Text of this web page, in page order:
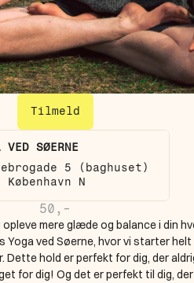
Tilmeld
VED SØERNE
5 (baghuset)
København N
50,-
mere glæde og balance i din
ved Søerne, hvor vi starter helt
Dette hold er perfekt for dig, der
for dig! Og det er perfekt til dig,